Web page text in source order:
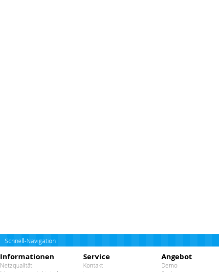
Schnell-Navigation
Informationen
Netzqualität
Service
Kontakt
Angebot
Demo